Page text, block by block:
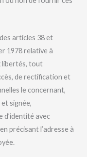
articles 38 et
1978 relative à
libertés, tout
de rectification et
le concernant,
signée,
d’identité avec
précisant l’adresse à